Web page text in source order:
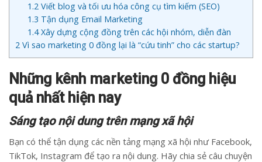
1.2 Viết blog và tối ưu hóa công cụ tìm kiếm (SEO)
1.3 Tận dụng Email Marketing
1.4Xây dựng cộng đồng trên các hội nhóm, diễn đàn
2 Vì sao marketing 0 đồng lại là “cứu tinh” cho các startup?
Những kênh marketing 0 đồng hiệu
quả nhất hiện nay
Sáng tạo nội dung trên mạng xã hội
Bạn có thể tận dụng các nền tảng mạng xã hội như Facebook,
TikTok, Instagram để tạo ra nội dung. Hãy chia sẻ câu chuyện